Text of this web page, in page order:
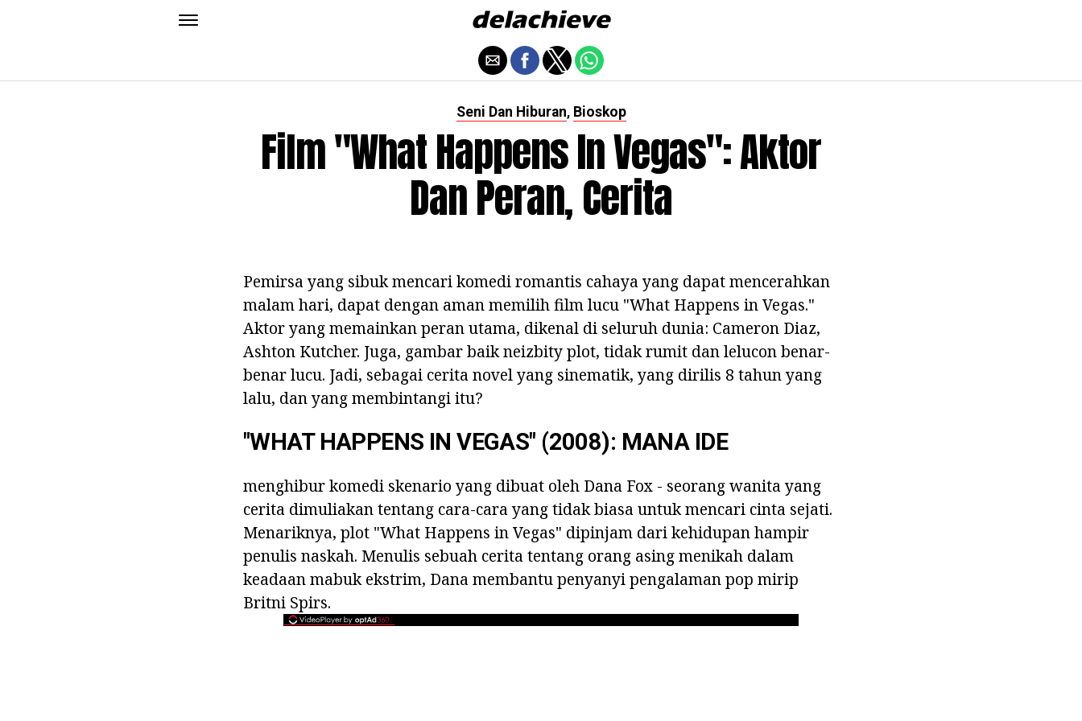
Seni Dan Hiburan, Bioskop
Film "What Happens In Vegas": Aktor
Dan Peran, Cerita
Pemirsa yang sibuk mencari komedi romantis cahaya yang dapat mencerahkan
malam hari, dapat dengan aman memilih film lucu "What Happens in Vegas."
Aktor yang memainkan peran utama, dikenal di seluruh dunia: Cameron Diaz,
Ashton Kutcher. Juga, gambar baik neizbity plot, tidak rumit dan lelucon benar-
benar lucu. Jadi, sebagai cerita novel yang sinematik, yang dirilis 8 tahun yang
lalu, dan yang membintangi itu?
"WHAT HAPPENS IN VEGAS" (2008): MANA IDE
menghibur komedi skenario yang dibuat oleh Dana Fox - seorang wanita yang
cerita dimuliakan tentang cara-cara yang tidak biasa untuk mencari cinta sejati.
Menariknya, plot "What Happens in Vegas" dipinjam dari kehidupan hampir
penulis naskah. Menulis sebuah cerita tentang orang asing menikah dalam
keadaan mabuk ekstrim, Dana membantu penyanyi pengalaman pop mirip
Britni Spirs.